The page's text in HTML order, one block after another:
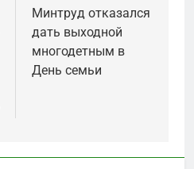
Минтруд отказался
дать выходной
многодетным в
День семьи